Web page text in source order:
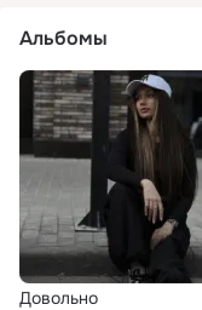
Альбомы
Довольно